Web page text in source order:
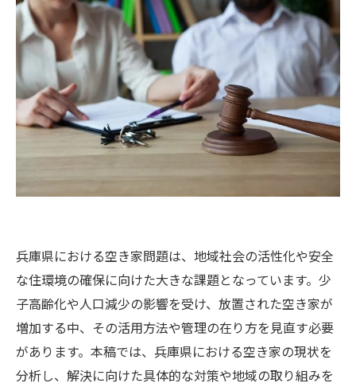
兵庫県における空き家問題は、地域社会の活性化や安全
な住環境の確保に向けた大きな課題となっています。少
子高齢化や人口減少の影響を受け、放置された空き家が
増加する中、その活用方法や管理の在り方を見直す必要
があります。本稿では、兵庫県における空き家の現状を
分析し、解決に向けた具体的な対策や地域の取り組みを